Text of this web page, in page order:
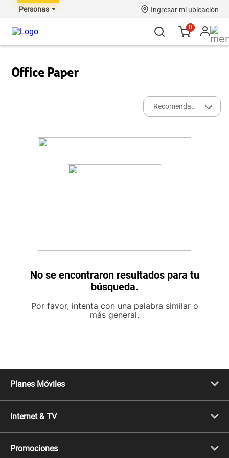
Personas Ingresar mi ubicación
0
Office Paper
Recomendados
No se encontraron resultados para tu
búsqueda.
Por favor, intenta con una palabra similar o
más general.
Planes Móviles
Línea Nueva
Línea Adicional
Migración
Internet & TV
Internet + TV
Mejora tu plan
Promociones